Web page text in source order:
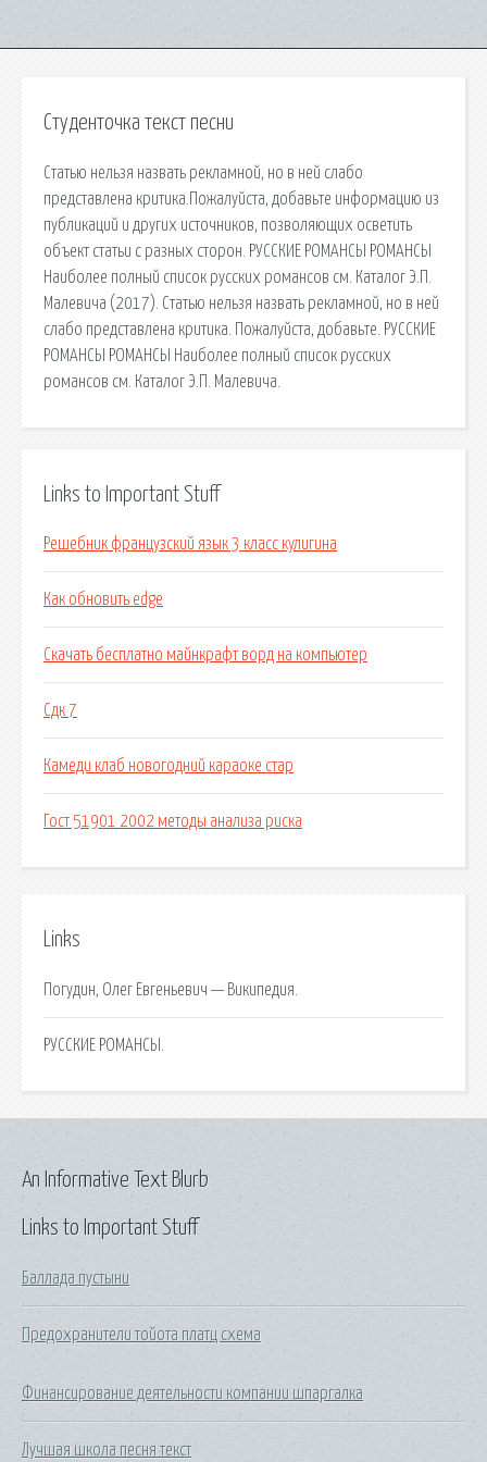
Студенточка текст песни
Статью нельзя назвать рекламной, но в ней слабо
представлена критика.Пожалуйста, добавьте информацию из
публикаций и других источников, позволяющих осветить
объект статьи с разных сторон. РУССКИЕ РОМАНСЫ РОМАНСЫ
Наиболее полный список русских романсов см. Каталог Э.П.
Малевича (2017). Статью нельзя назвать рекламной, но в ней
слабо представлена критика. Пожалуйста, добавьте. РУССКИЕ
РОМАНСЫ РОМАНСЫ Наиболее полный список русских
романсов см. Каталог Э.П. Малевича.
Links to Important Stuff
Решебник французский язык 3 класс кулигина
Как обновить edge
Скачать бесплатно майнкрафт ворд на компьютер
Сдк 7
Камеди клаб новогодний караоке стар
Гост 51901 2002 методы анализа риска
Links
Погудин, Олег Евгеньевич — Википедия.
РУССКИЕ РОМАНСЫ.
Links to Important Stuff
Баллада пустыни
Предохранители тойота платц схема
Финансирование деятельности компании шпаргалка
Лучшая школа песня текст
An Informative Text Blurb